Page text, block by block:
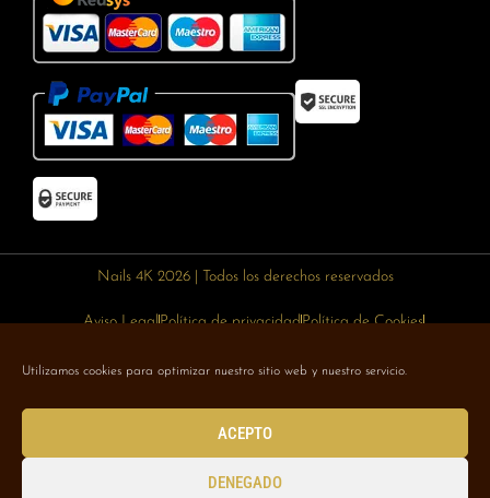
Utilizamos cookies para optimizar nuestro sitio web y nuestro servicio.
ACEPTO
DENEGADO
Nails 4K 2026 | Todos los derechos reservados
Aviso LegalPolítica de privacidadPolítica de Cookies